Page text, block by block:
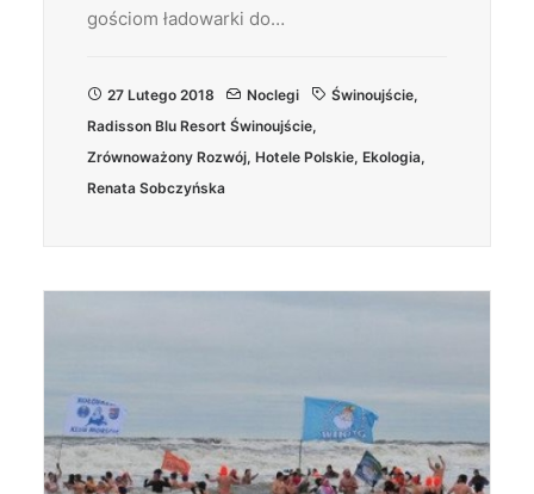
gościom ładowarki do…
27 Lutego 2018 Noclegi Świnoujście,
Radisson Blu Resort Świnoujście,
Zrównoważony Rozwój, Hotele Polskie, Ekologia,
Renata Sobczyńska